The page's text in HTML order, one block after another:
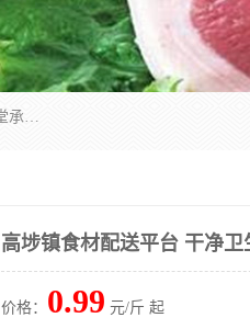
东莞市康隆膳食管理有限公司主要从事：蔬菜配送、食堂承包、企业工厂食堂承包、机关单位食堂承包、调味品配送、粮油配送、干货配送、副食配送、水果配送、海鲜配送等业务，东莞蔬菜配送电话，咨询在线客服。
高埗镇食材配送平台 干净
价格： 0.99 元/斤 起